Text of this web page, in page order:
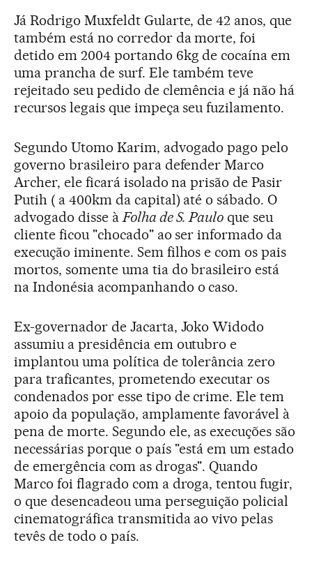
Já Rodrigo Muxfeldt Gularte, de 42 anos, que
também está no corredor da morte, foi
detido em 2004 portando 6kg de cocaína em
uma prancha de surf. Ele também teve
rejeitado seu pedido de clemência e já não há
recursos legais que impeça seu fuzilamento.
Segundo Utomo Karim, advogado pago pelo
governo brasileiro para defender Marco
Archer, ele ficará isolado na prisão de Pasir
Putih ( a 400km da capital) até o sábado. O
advogado disse àFolha de S. Paulo que seu
cliente ficou "chocado" ao ser informado da
execução iminente. Sem filhos e com os pais
mortos, somente uma tia do brasileiro está
na Indonésia acompanhando o caso.
Ex-governador de Jacarta, Joko Widodo
assumiu a presidência em outubro e
implantou uma política de tolerância zero
para traficantes, prometendo executar os
condenados por esse tipo de crime. Ele tem
apoio da população, amplamente favorável à
pena de morte. Segundo ele, as execuções são
necessárias porque o país "está em um estado
de emergência com as drogas". Quando
Marco foi flagrado com a droga, tentou fugir,
o que desencadeou uma perseguição policial
cinematográfica transmitida ao vivo pelas
tevês de todo o país.